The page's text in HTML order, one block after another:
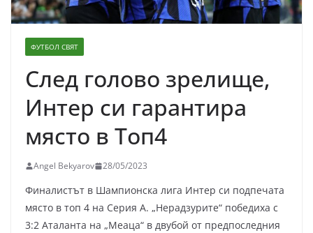
ФУТБОЛ СВЯТ
След голово зрелище,
Интер си гарантира
място в Топ4
Angel Bekyarov 28/05/2023
Финалистът в Шампионска лига Интер си подпечата
място в топ 4 на Серия А. „Нерадзурите“ победиха с
3:2 Аталанта на „Меаца“ в двубой от предпоследния